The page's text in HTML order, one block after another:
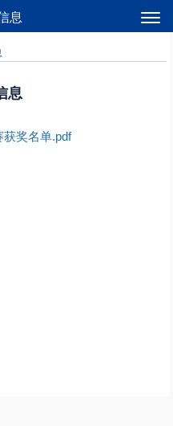
息
息
获奖名单.pdf